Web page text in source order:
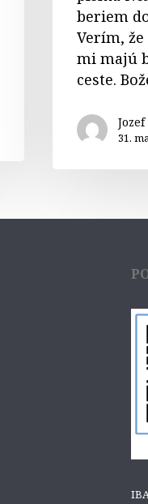
beriem
Verím,
mi majú
ceste.
31.